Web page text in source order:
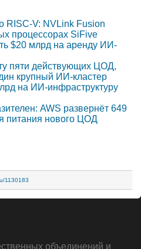
RISC-V: NVLink Fusion
процессорах SiFive
$20 млрд на аренду ИИ-
пяти действующих ЦОД,
крупный ИИ-кластер
на ИИ-инфраструктуру
AWS развернёт 649
питания нового ЦОД
1130183
объединений и